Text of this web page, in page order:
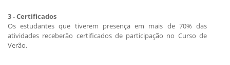
3 - Certificados
Os estudantes que tiverem presença em mais de 70% das
atividades receberão certificados de participação no Curso de
Verão.